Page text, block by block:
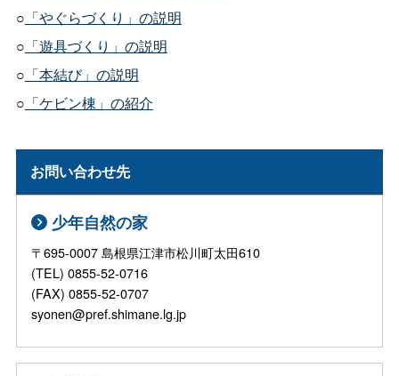
○ 「やぐらづくり」の説明
○ 「遊具づくり」の説明
○ 「本結び」の説明
○ 「ケビン棟」の紹介
お問い合わせ先
少年自然の家
〒695-0007 島根県江津市松川町太田610
(TEL) 0855-52-0716
(FAX) 0855-52-0707
syonen@pref.shimane.lg.jp